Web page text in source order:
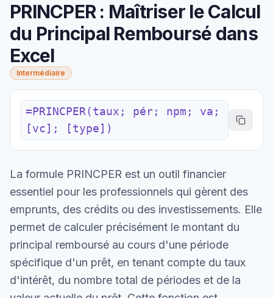
PRINCPER : Maîtriser le Calcul
du Principal Remboursé dans
Excel
Intermédiaire
=PRINCPER(taux; pér; npm; va;
[vc]; [type])
La formule PRINCPER est un outil financier
essentiel pour les professionnels qui gèrent des
emprunts, des crédits ou des investissements. Elle
permet de calculer précisément le montant du
principal remboursé au cours d'une période
spécifique d'un prêt, en tenant compte du taux
d'intérêt, du nombre total de périodes et de la